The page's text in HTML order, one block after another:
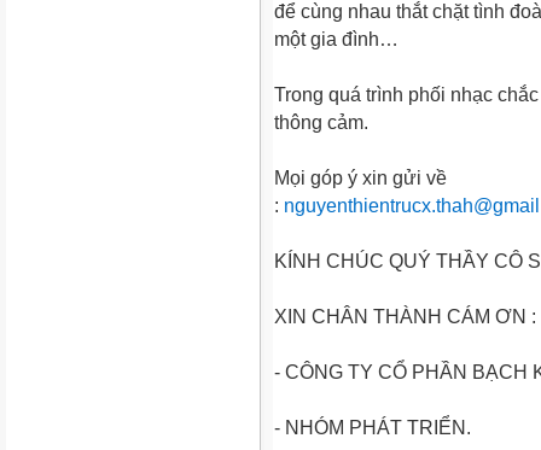
để cùng nhau thắt chặt tình
một gia đình…
Trong quá trình phối nhạc
thông cảm.
Mọi góp ý xin gửi về
:
KÍNH CHÚC QUÝ THẦY CÔ
XIN CHÂN THÀNH CÁM ƠN :
- CÔNG TY CỔ PHẦN BẠCH
- NHÓM PHÁT TRIỂN.